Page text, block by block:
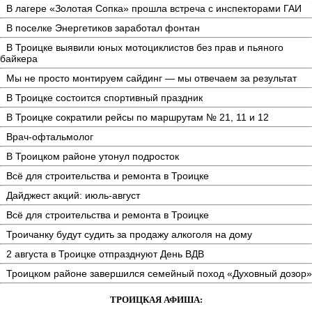
В лагере «Золотая Сопка» прошла встреча с инспекторами ГАИ
В поселке Энергетиков заработал фонтан
В Троицке выявили юных мотоциклистов без прав и пьяного
байкера
Мы не просто монтируем сайдинг — мы отвечаем за результат
В Троицке состоится спортивный праздник
В Троицке сократили рейсы по маршрутам № 21, 11 и 12
Врач-офтальмолог
В Троицком районе утонул подросток
Всё для строительства и ремонта в Троицке
Дайджест акций: июль-август
Всё для строительства и ремонта в Троицке
Троичанку будут судить за продажу алкоголя на дому
2 августа в Троицке отпразднуют День ВДВ
Троицком районе завершился семейный поход «Духовный дозор»
ТРОИЦКАЯ АФИША: